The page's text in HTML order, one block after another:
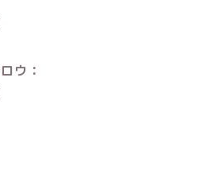
ウ：